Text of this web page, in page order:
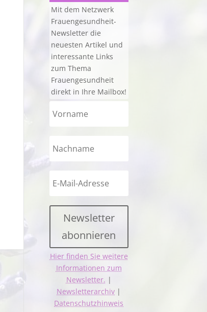
Mit dem Netzwerk
Frauengesundheit-
Newsletter die
neuesten Artikel und
interessante Links
zum Thema
Frauengesundheit
direkt in Ihre Mailbox!
Newsletter
abonnieren
Hier finden Sie weitere
Informationen zum
Newsletter. |
Newsletterarchiv |
Datenschutzhinweis